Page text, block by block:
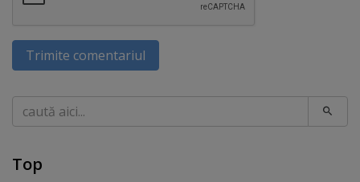
Trimite comentariul
Caută
Top